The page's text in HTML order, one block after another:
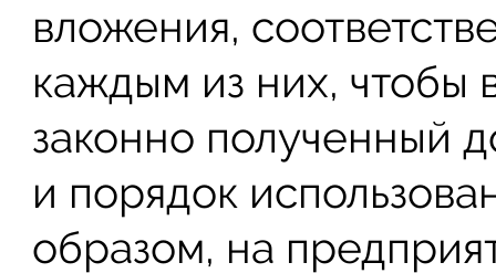
вложения,
каждым из них, чтобы
законно полученный
и порядок
образом, на